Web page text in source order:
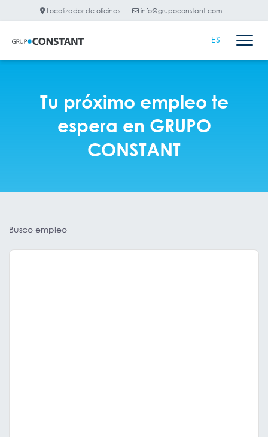
Localizador de oficinas info@grupoconstant.com
ES
Tu próximo empleo te
espera en GRUPO
CONSTANT
Busco empleo